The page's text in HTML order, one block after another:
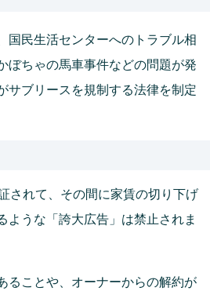
国民生活センターへのトラブル相
ぼちゃの馬車事件などの問題が発
サブリースを規制する法律を制定
されて、その間に家賃の切り下げ
ような「誇大広告」は禁止されま
ることや、オーナーからの解約が